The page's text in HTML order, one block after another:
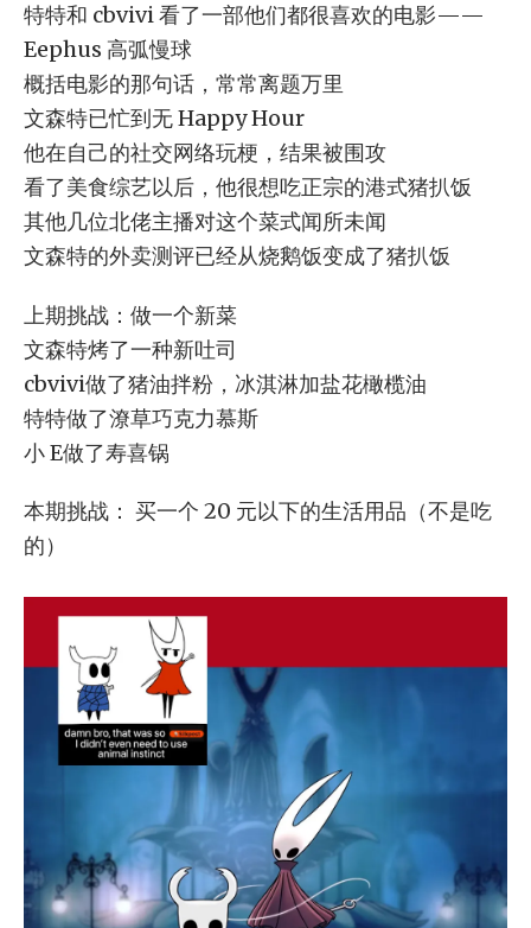
特特和 cbvivi 看了一部他们都很喜欢的电影——
Eephus 高弧慢球
概括电影的那句话，常常离题万里
文森特已忙到无 Happy Hour
他在自己的社交网络玩梗，结果被围攻
看了美食综艺以后，他很想吃正宗的港式猪扒饭
其他几位北佬主播对这个菜式闻所未闻
文森特的外卖测评已经从烧鹅饭变成了猪扒饭
上期挑战：做一个新菜
文森特烤了一种新吐司
cbvivi做了猪油拌粉，冰淇淋加盐花橄榄油
特特做了潦草巧克力慕斯
小 E做了寿喜锅
本期挑战： 买一个 20 元以下的生活用品（不是吃
的）